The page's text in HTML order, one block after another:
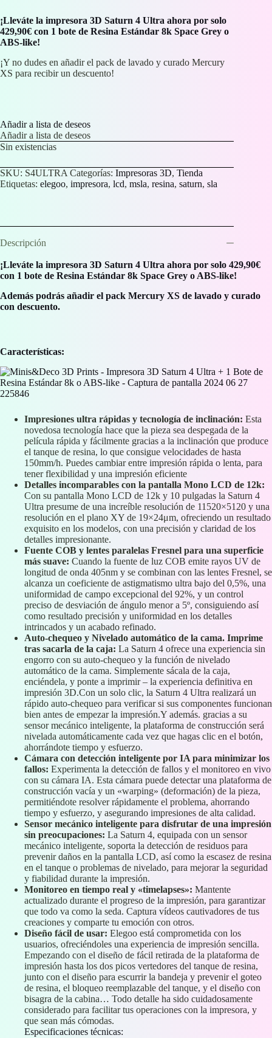
¡Lleváte la impresora 3D Saturn 4 Ultra ahora por solo
429,90€ con 1 bote de Resina Estándar 8k Space Grey o
ABS-like!
¡Y no dudes en añadir el pack de lavado y curado Mercury
XS para recibir un descuento!
Añadir a lista de deseos
Añadir a lista de deseos
Sin existencias
SKU: S4ULTRA Categorías: Impresoras 3D, Tienda
Etiquetas: elegoo, impresora, lcd, msla, resina, saturn, sla
Descripción
¡Lleváte la impresora 3D Saturn 4 Ultra ahora por solo 429,90€
con 1 bote de Resina Estándar 8k Space Grey o ABS-like!
Además podrás añadir el pack Mercury XS de lavado y curado
con descuento.
Características:
Impresiones ultra rápidas y tecnología de inclinación: Esta
novedosa tecnología hace que la pieza sea despegada de la
película rápida y fácilmente gracias a la inclinación que produce
el tanque de resina, lo que consigue velocidades de hasta
150mm/h. Puedes cambiar entre impresión rápida o lenta, para
tener flexibilidad y una impresión eficiente
Detalles incomparables con la pantalla Mono LCD de 12k:
Con su pantalla Mono LCD de 12k y 10 pulgadas la Saturn 4
Ultra presume de una increíble resolución de 11520×5120 y una
resolución en el plano XY de 19×24μm, ofreciendo un resultado
exquisito en los modelos, con una precisión y claridad de los
detalles impresionante.
Fuente COB y lentes paralelas Fresnel para una superficie
más suave: Cuando la fuente de luz COB emite rayos UV de
longitud de onda 405nm y se combinan con las lentes Fresnel, se
alcanza un coeficiente de astigmatismo ultra bajo del 0,5%, una
uniformidad de campo excepcional del 92%, y un control
preciso de desviación de ángulo menor a 5º, consiguiendo así
como resultado precisión y uniformidad en los detalles
intrincados y un acabado refinado.
Auto-chequeo y Nivelado automático de la cama. Imprime
tras sacarla de la caja: La Saturn 4 ofrece una experiencia sin
engorro con su auto-chequeo y la función de nivelado
automático de la cama. Simplemente sácala de la caja,
enciéndela, y ponte a imprimir – la experiencia definitiva en
impresión 3D.Con un solo clic, la Saturn 4 Ultra realizará un
rápido auto-chequeo para verificar si sus componentes funcionan
bien antes de empezar la impresión.Y además. gracias a su
sensor mecánico inteligente, la plataforma de construcción será
nivelada automáticamente cada vez que hagas clic en el botón,
ahorrándote tiempo y esfuerzo.
Cámara con detección inteligente por IA para minimizar los
fallos: Experimenta la detección de fallos y el monitoreo en vivo
con su cámara IA. Esta cámara puede detectar una plataforma de
construcción vacía y un «warping» (deformación) de la pieza,
permitiéndote resolver rápidamente el problema, ahorrando
tiempo y esfuerzo, y asegurando impresiones de alta calidad.
Sensor mecánico inteligente para disfrutar de una impresión
sin preocupaciones: La Saturn 4, equipada con un sensor
mecánico inteligente, soporta la detección de residuos para
prevenir daños en la pantalla LCD, así como la escasez de resina
en el tanque o problemas de nivelado, para mejorar la seguridad
y fiabilidad durante la impresión.
Monitoreo en tiempo real y «timelapses»: Mantente
actualizado durante el progreso de la impresión, para garantizar
que todo va como la seda. Captura vídeos cautivadores de tus
creaciones y comparte tu emoción con otros.
Diseño fácil de usar: Elegoo está comprometida con los
usuarios, ofreciéndoles una experiencia de impresión sencilla.
Empezando con el diseño de fácil retirada de la plataforma de
impresión hasta los dos picos vertedores del tanque de resina,
junto con el diseño para escurrir la bandeja y prevenir el goteo
de resina, el bloqueo reemplazable del tanque, y el diseño con
bisagra de la cabina… Todo detalle ha sido cuidadosamente
considerado para facilitar tus operaciones con la impresora, y
que sean más cómodas.
Especificaciones técnicas: